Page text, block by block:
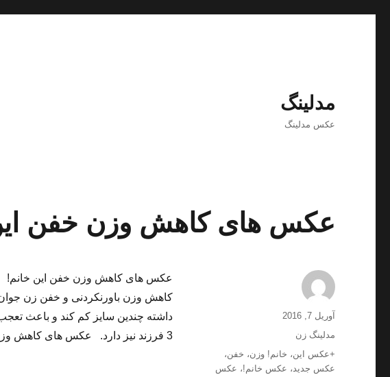
مدلینگ
عکس مدلینگ
عکس های کاهش وزن خفن
عکس های کاهش وزن خفن این خانم!
3 فرزند نیز دارد. عکس های کاهش وزن باورنکردی زن زیبا
نویسنده
ارسال
شده
آوریل 7, 2016
دسته‌ها
مدلینگ زن
برچسب‌ها
+عکس این، خانم! وزن، خفن،
عکس جدید، عکس خانم!، عکس